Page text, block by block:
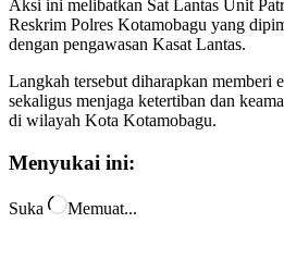
Aksi ini melibatkan Sat Lantas Unit
Reskrim Polres Kotamobagu yang
dengan pengawasan Kasat Lantas.
Langkah tersebut diharapkan memberi
sekaligus menjaga ketertiban dan
di wilayah Kota Kotamobagu.
Menyukai ini:
Suka Memuat...